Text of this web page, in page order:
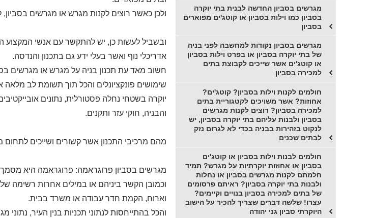
ולכן כאשר רוצים לקנות מגרש או מגרשים
ובשביל לעשות כן, יש להתקשר עם אנשי המקצוע
אדריכלי נוף ואשר בעלי ידע גם בתכנון והנדסה.
חשוב מאד עת תכנון בניה על מגרש או מגרשים
שימושים פונקציונלים והכל תוך תשומת לב
יוקרה בשטחי נחלה פסטורלית, נתונים
והבניה, חוקי עזר ותקנים.
מהם מרכיבי התכנון אשר קשורים ושייכים לתחום
מגרשים בסביון פרוגראמה: פרוגראמה היא מסמך
וכמובן הקשר ביניהם או במילים אחרות רשימה
וארוח, הקמת חדר עבודה או משרד בבית.
והכל בהתייחסות לנתוני תכניות בנין העיר, נתוני
מגרשים בסביון החדשה לבנית בתי יוקרה
בסביון כמו וילות בסביון או קוטג'ים מפוארים
בסביון
מגרשים בסביון נקודות למחשבה לפני בניה
של בתי יוקרה בסביון או בפרט וילות בסביון
או קוטג'ים אשר שייכים לקבוצת בתים
למכירה בסביון
חולמים לקנות וילות בסביון? קוטג'ים?
אחוזות? אשר משויכים לקטגוריית בתים
למכירה בסביון? רוצים לקנות מגרשים
בסביון ולבנות עליהם בתי יוקרה בסביון, יש
לנקוט בזהירות בבניה בכדי לא לגרום נזק
לבתים שכנים
חולמים לבנות וילות בסביון או קוטג'ים
בסביון או אחוזות יוקרתיות על מגרש? תמיד
חלמתם לקנות מגרשים בסביון או נחלות
ולבנות בתי יוקרה בסביון? ראיתם פרסומים
של בתים למכירה בסביון בנויים וקיימים?
עצרו! שלשה דברים שצריך להכיר על הישוב
היוקרתי סביון גני יהודה